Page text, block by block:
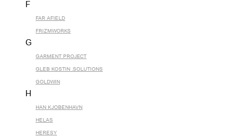
F
FAR AFIELD
FRIZMWORKS
G
GARMENT PROJECT
GLEB KOSTIN .SOLUTIONS
GOLDWIN
H
HAN KJOBENHAVN
HELAS
HERESY